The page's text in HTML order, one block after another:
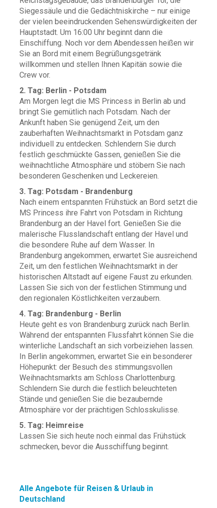
Siegessäule und die Gedächtniskirche – nur einige
der vielen beeindruckenden Sehenswürdigkeiten der
Hauptstadt. Um 16:00 Uhr beginnt dann die
Einschiffung. Noch vor dem Abendessen heißen wir
Sie an Bord mit einem Begrüßungsgetränk
willkommen und stellen Ihnen Kapitän sowie die
Crew vor.
2. Tag: Berlin - Potsdam
Am Morgen legt die MS Princess in Berlin ab und
bringt Sie gemütlich nach Potsdam. Nach der
Ankunft haben Sie genügend Zeit, um den
zauberhaften Weihnachtsmarkt in Potsdam ganz
individuell zu entdecken. Schlendern Sie durch
festlich geschmückte Gassen, genießen Sie die
weihnachtliche Atmosphäre und stöbern Sie nach
besonderen Geschenken und Leckereien.
3. Tag: Potsdam - Brandenburg
Nach einem entspannten Frühstück an Bord setzt die
MS Princess ihre Fahrt von Potsdam in Richtung
Brandenburg an der Havel fort. Genießen Sie die
malerische Flusslandschaft entlang der Havel und
die besondere Ruhe auf dem Wasser. In
Brandenburg angekommen, erwartet Sie ausreichend
Zeit, um den festlichen Weihnachtsmarkt in der
historischen Altstadt auf eigene Faust zu erkunden.
Lassen Sie sich von der festlichen Stimmung und
den regionalen Köstlichkeiten verzaubern.
4. Tag: Brandenburg - Berlin
Heute geht es von Brandenburg zurück nach Berlin.
Während der entspannten Flussfahrt können Sie die
winterliche Landschaft an sich vorbeiziehen lassen.
In Berlin angekommen, erwartet Sie ein besonderer
Höhepunkt: der Besuch des stimmungsvollen
Weihnachtsmarkts am Schloss Charlottenburg.
Schlendern Sie durch die festlich beleuchteten
Stände und genießen Sie die bezaubernde
Atmosphäre vor der prächtigen Schlosskulisse.
5. Tag: Heimreise
Lassen Sie sich heute noch einmal das Frühstück
schmecken, bevor die Ausschiffung beginnt.
Alle Angebote für Reisen & Urlaub in
Deutschland